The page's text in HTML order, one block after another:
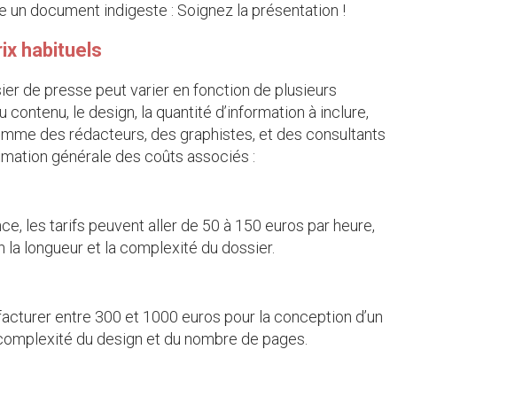
un document indigeste : Soignez la présentation !
habituels
de presse peut varier en fonction de plusieurs
le design, la quantité d’information à inclure,
des rédacteurs, des graphistes, et des consultants
générale des coûts associés :
les tarifs peuvent aller de 50 à 150 euros par heure,
longueur et la complexité du dossier.
entre 300 et 1000 euros pour la conception d’un
du design et du nombre de pages.